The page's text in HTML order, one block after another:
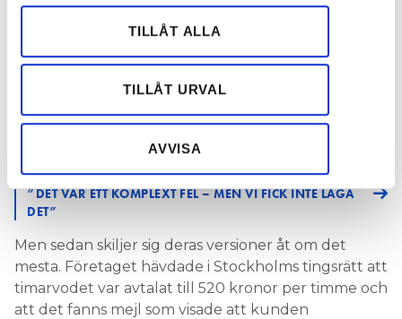
vidarebefordrar även sådana identifierare och annan
annons- och analysföretag som vi samarbetar med.
Dessa kan i sin tur kombinera informationen med annan
information som du har tillhandahållit eller som de har
samlat in när du har använt deras tjänster.
TILLÅT ALLA
TILLÅT URVAL
AVVISA
fanns en överenskommelse om att
värmepumpsdelen av uppdraget skulle kosta
liknar parternas verklighetsbeskrivning på det stora
LÄS OCKSÅ:
”GRUNDLURAD” KUND FICK RÄTT I VÅTRUMSTVIST
LÄS OCKSÅ:
”DET VAR ETT KOMPLEXT FEL – MEN VI FICK INTE LAGA
DET”
Men sedan skiljer sig deras versioner åt om det
mesta. Företaget hävdade i Stockholms tingsrätt att
timarvodet var avtalat till 520 kronor per timme och
att det fanns mejl som visade att kunden